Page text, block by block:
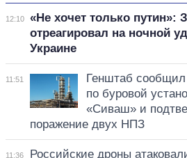
12:10
«Не хочет только путин»:
отреагировал на ночной
Украине
11:51
Генштаб сообщил
по буровой
«Сиваш» и
поражение двух НПЗ
11:36
Российские дроны